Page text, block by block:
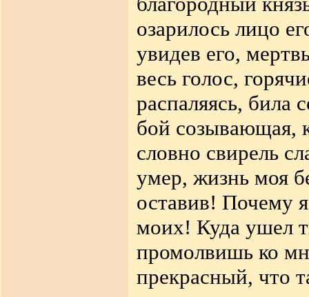
озарилось лицо
увидев его,
весь голос,
распаляясь, била
бой созывающая,
словно свирель
умер, жизнь моя
оставив! Почему
моих! Куда ушел
промолвишь ко
прекрасный, что